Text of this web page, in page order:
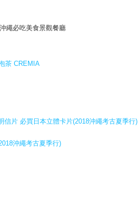
繩必吃美食景觀餐廳
茶 CREMIA
信片 必買日本立體卡片(2018沖繩考古夏季行)
沖繩考古夏季行)